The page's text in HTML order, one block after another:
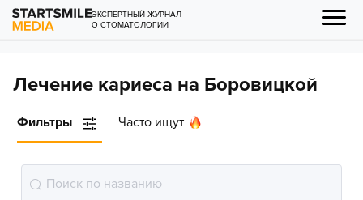
ЭКСПЕРТНЫЙ ЖУРНАЛ
О СТОМАТОЛОГИИ
Лечение кариеса на Боровицкой
Фильтры Часто ищут